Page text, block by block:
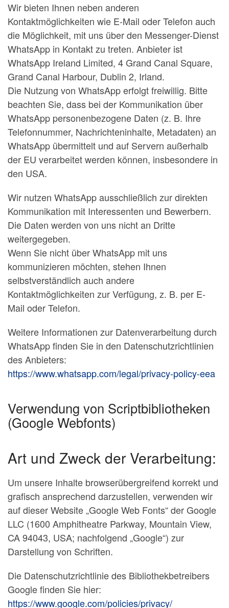
Wir bieten Ihnen neben anderen
Kontaktmöglichkeiten wie E-Mail oder Telefon auch
die Möglichkeit, mit uns über den Messenger-Dienst
WhatsApp in Kontakt zu treten. Anbieter ist
WhatsApp Ireland Limited, 4 Grand Canal Square,
Grand Canal Harbour, Dublin 2, Irland.
Die Nutzung von WhatsApp erfolgt freiwillig. Bitte
beachten Sie, dass bei der Kommunikation über
WhatsApp personenbezogene Daten (z. B. Ihre
Telefonnummer, Nachrichteninhalte, Metadaten) an
WhatsApp übermittelt und auf Servern außerhalb
der EU verarbeitet werden können, insbesondere in
den USA.
Wir nutzen WhatsApp ausschließlich zur direkten
Kommunikation mit Interessenten und Bewerbern.
Die Daten werden von uns nicht an Dritte
weitergegeben.
Wenn Sie nicht über WhatsApp mit uns
kommunizieren möchten, stehen Ihnen
selbstverständlich auch andere
Kontaktmöglichkeiten zur Verfügung, z. B. per E-
Mail oder Telefon.
Weitere Informationen zur Datenverarbeitung durch
WhatsApp finden Sie in den Datenschutzrichtlinien
des Anbieters:
https://www.whatsapp.com/legal/privacy-policy-eea
Verwendung von Scriptbibliotheken
(Google Webfonts)
Art und Zweck der Verarbeitung:
Um unsere Inhalte browserübergreifend korrekt und
grafisch ansprechend darzustellen, verwenden wir
auf dieser Website „Google Web Fonts“ der Google
LLC (1600 Amphitheatre Parkway, Mountain View,
CA 94043, USA; nachfolgend „Google“) zur
Darstellung von Schriften.
Die Datenschutzrichtlinie des Bibliothekbetreibers
Google finden Sie hier:
https://www.google.com/policies/privacy/